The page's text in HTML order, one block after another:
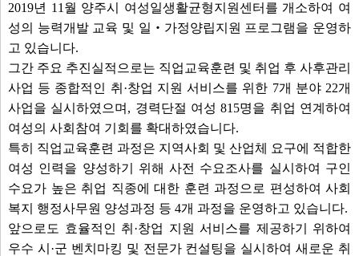
2019년 11월 양주시 여성일생활균형지원센터를 개소하여 여
성의 능력개발 교육 및 일‧가정양립지원 프로그램을 운영하
고 있습니다.
그간 주요 추진실적으로는 직업교육훈련 및 취업 후 사후관리
사업 등 종합적인 취·창업 지원 서비스를 위한 7개 분야 22개
사업을 실시하였으며, 경력단절 여성 815명을 취업 연계하여
여성의 사회참여 기회를 확대하였습니다.
특히 직업교육훈련 과정은 지역사회 및 산업체 요구에 적합한
여성 인력을 양성하기 위해 사전 수요조사를 실시하여 구인
수요가 높은 취업 직종에 대한 훈련 과정으로 편성하여 사회
복지 행정사무원 양성과정 등 4개 과정을 운영하고 있습니다.
앞으로도 효율적인 취·창업 지원 서비스를 제공하기 위하여
우수 시·군 벤치마킹 및 전문가 컨설팅을 실시하여 새로운 취